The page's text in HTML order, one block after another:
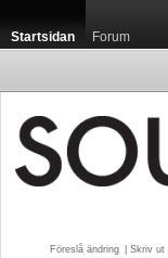
Startsidan Forum
Föreslå ändring Skriv ut